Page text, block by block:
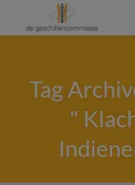
Tag
"